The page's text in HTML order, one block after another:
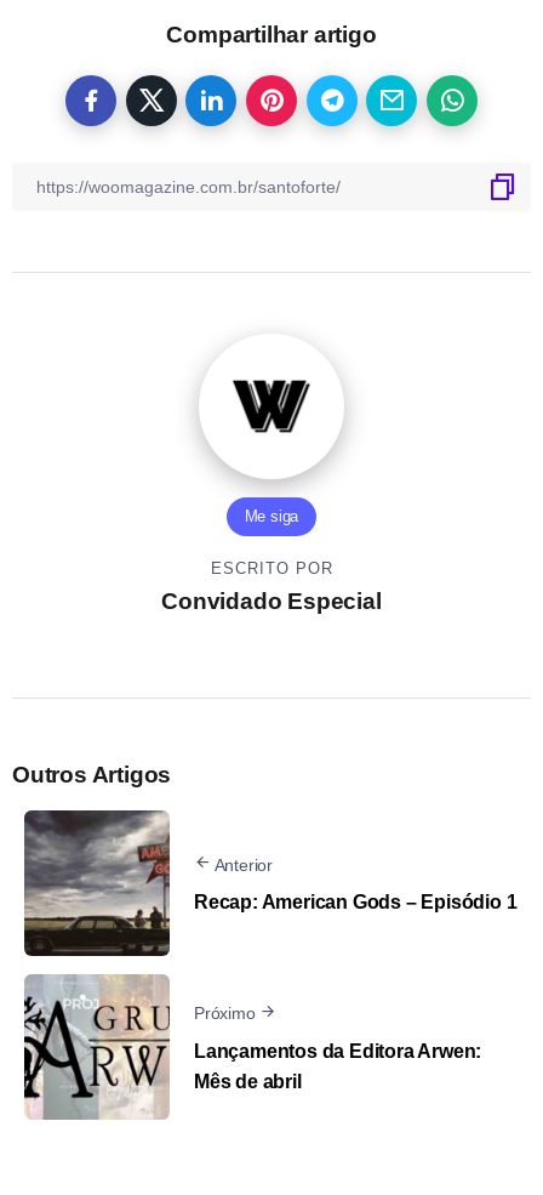
Compartilhar artigo
Me siga
ESCRITO POR
Convidado Especial
Outros Artigos
Anterior
Recap: American Gods – Episódio 1
Próximo
Lançamentos da Editora Arwen:
Mês de abril